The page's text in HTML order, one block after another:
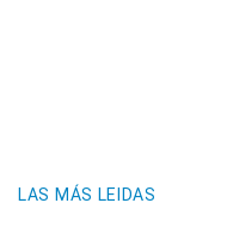
LAS MÁS LEIDAS